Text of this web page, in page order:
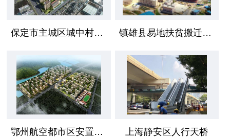
保定市主城区城中村安置区项目 镇雄县易地扶贫搬迁工程
鄂州航空都市区安置小区 上海静安区人行天桥